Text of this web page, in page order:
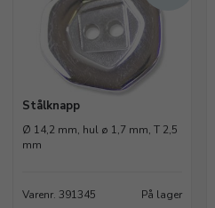
Stålknapp
Ø 14,2 mm, hul ø 1,7 mm, T 2,5
mm
Varenr. 391345 På lager